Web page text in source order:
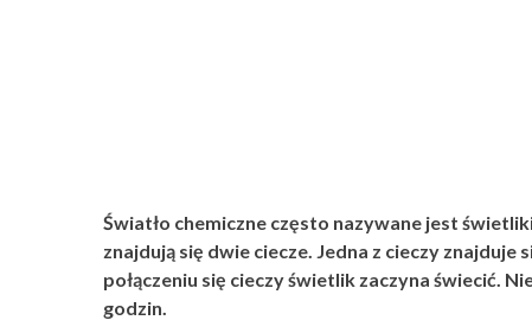
Światło chemiczne często nazywane jest
znajdują się dwie ciecze. Jedna z cieczy
połączeniu się cieczy świetlik zaczyna świecić.
godzin.